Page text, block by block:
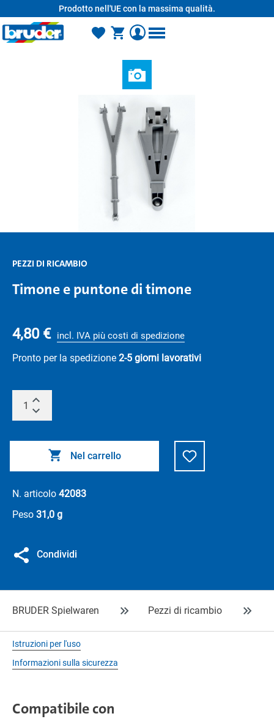
Prodotto nell'UE con la massima qualità.
PEZZI DI RICAMBIO
Timone e puntone di timone
4,80 € incl. IVA più costi di spedizione
Pronto per la spedizione 2-5 giorni lavorativi
Nel carrello
N. articolo 42083
Peso 31,0 g
Condividi
BRUDER Spielwaren Pezzi di ricambio
Istruzioni per l'uso
Informazioni sulla sicurezza
Compatibile con